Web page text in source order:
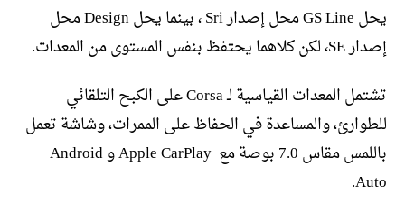
يحل GS Line محل إصدار Sri ، بينما يحل Design محل
إصدار SE، لكن كلاهما يحتفظ بنفس المستوى من المعدات.
تشتمل المعدات القياسية لـ Corsa على الكبح التلقائي
للطوارئ، والمساعدة في الحفاظ على الممرات، وشاشة تعمل
باللمس مقاس 7.0 بوصة مع Apple CarPlay و Android
Auto.